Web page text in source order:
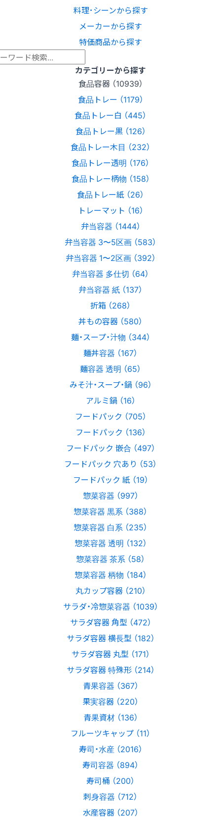
料理･シーンから探す
メーカーから探す
特価商品から探す
カテゴリーから探す
食品容器 （10939）
食品トレー （1179）
食品トレー白 （445）
食品トレー黒 （126）
食品トレー木目 （232）
食品トレー透明 （176）
食品トレー柄物 （158）
食品トレー紙 （26）
トレーマット （16）
弁当容器 （1444）
弁当容器 3〜5区画 （583）
弁当容器 1〜2区画 （392）
弁当容器 多仕切 （64）
弁当容器 紙 （137）
折箱 （268）
丼もの容器 （580）
麺・スープ・汁物 （344）
麺丼容器 （167）
麺容器 透明 （65）
みそ汁・スープ・鍋 （96）
アルミ鍋 （16）
フードパック （705）
フードパック （136）
フードパック 嵌合 （497）
フードパック 穴あり （53）
フードパック 紙 （19）
惣菜容器 （997）
惣菜容器 黒系 （388）
惣菜容器 白系 （235）
惣菜容器 透明 （132）
惣菜容器 茶系 （58）
惣菜容器 柄物 （184）
丸カップ容器 （210）
サラダ・冷惣菜容器 （1039）
サラダ容器 角型 （472）
サラダ容器 横長型 （182）
サラダ容器 丸型 （171）
サラダ容器 特殊形 （214）
青果容器 （367）
果実容器 （220）
青果資材 （136）
フルーツキャップ （11）
寿司・水産 （2016）
寿司容器 （894）
寿司桶 （200）
刺身容器 （712）
水産容器 （207）